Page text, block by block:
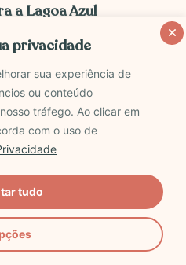
privacidade
sua experiência de
ou conteúdo
tráfego. Ao clicar em
com o uso de
tudo
a Lagoa Azul
localização e as diversas
visitar e chegar até a